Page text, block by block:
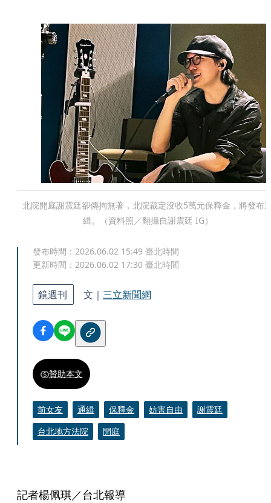
北院開庭謝震廷卻傳拘無著，北院裁定沒收5萬元保釋金，將發布
緝。（資料照／翻攝自謝震廷 IG）
發布時間： 2026.06.02 15:49 臺北時間
更新時間： 2026.06.02 17:30 臺北時間
鏡週刊 文｜ 三立新聞網
贊助本文
前女友 通緝 保釋金 妨害自由
謝震廷
台北地方法院
開庭
記者楊佩琪／台北報導